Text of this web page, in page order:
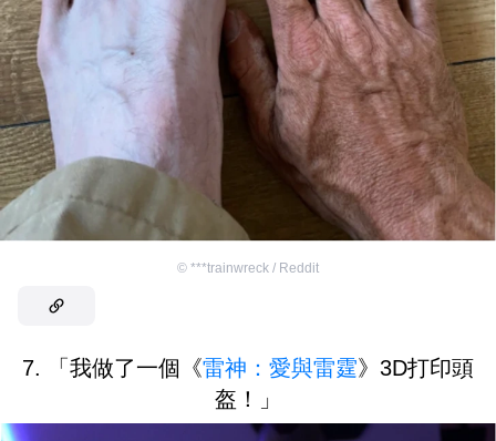
© ***trainwreck / Reddit
7. 「我做了一個《雷神：愛與雷霆》3D打印頭
盔！」